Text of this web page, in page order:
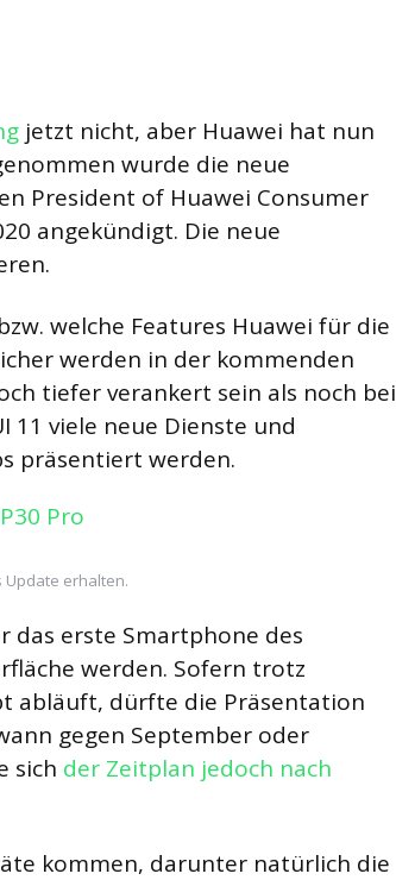
jetzt nicht, aber Huawei hat nun
wurde die neue
President of Huawei Consumer
angekündigt. Die neue
welche Features Huawei für die
werden in der kommenden
tiefer verankert sein als noch bei
11 viele neue Dienste und
präsentiert werden.
Update erhalten.
das erste Smartphone des
werden. Sofern trotz
abläuft, dürfte die Präsentation
gegen September oder
sich der Zeitplan jedoch nach
kommen, darunter natürlich die